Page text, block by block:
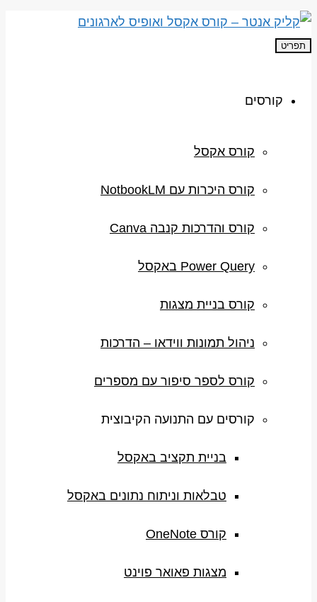
תפריט
קורסים
קורס אקסל
קורס היכרות עם NotbookLM
קורס והדרכות קנבה Canva
Power Query באקסל
קורס בניית מצגות
ניהול תמונות ווידאו – הדרכות
קורס לספר סיפור עם מספרים
קורסים עם התנועה הקיבוצית
בניית תקציב באקסל
טבלאות וניתוח נתונים באקסל
קורס OneNote
מצגות פאואר פוינט